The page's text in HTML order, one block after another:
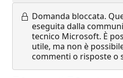
Domanda bloccata.
eseguita dalla
tecnico Microsoft. È
utile, ma non è
commenti o risposte o